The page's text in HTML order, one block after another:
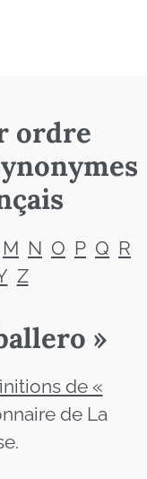
ordre
M N O P Q R
Z
»
de «
de La